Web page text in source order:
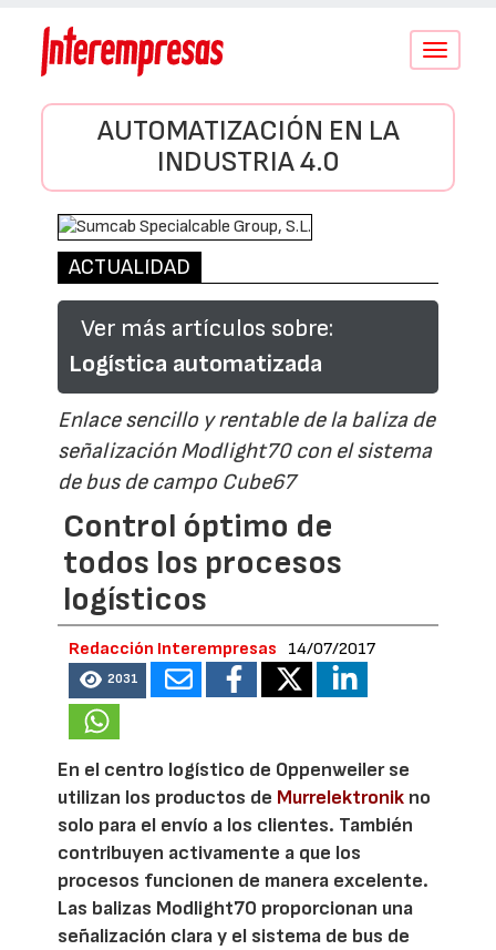
Conmutar
AUTOMATIZACIÓN EN LA
INDUSTRIA 4.0
ACTUALIDAD
Ver más artículos sobre:
Logística automatizada
Enlace sencillo y rentable de la baliza de
señalización Modlight70 con el sistema
de bus de campo Cube67
Control óptimo de
todos los procesos
logísticos
Redacción Interempresas 14/07/2017
2031
En el centro logístico de Oppenweiler se
utilizan los productos de Murrelektronik no
solo para el envío a los clientes. También
contribuyen activamente a que los
procesos funcionen de manera excelente.
Las balizas Modlight70 proporcionan una
señalización clara y el sistema de bus de